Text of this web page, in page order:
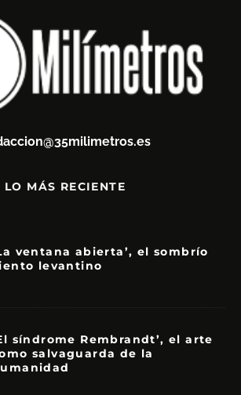
LO MÁS RECIENTE
ventana abierta’, el sombrío
levantino
síndrome Rembrandt’, el arte
salvaguarda de la